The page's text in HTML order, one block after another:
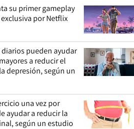
su primer gameplay
por Netflix
pueden ayudar
a reducir el
depresión, según un
una vez por
ayudar a reducir la
según un estudio